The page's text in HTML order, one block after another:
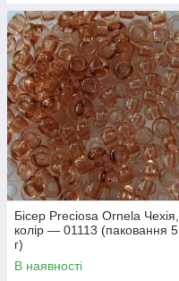
Бісер Preciosa Ornela Чехія,
колір — 01113 (паковання 5
г)
В наявності